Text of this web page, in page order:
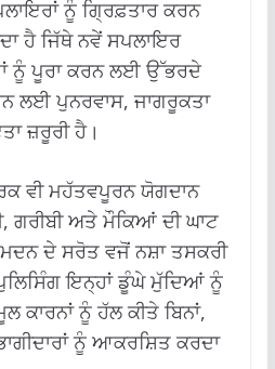
ਨੂੰ ਗ੍ਰਿਫ਼ਤਾਰ ਕਰਨ
ਹੈ ਜਿੱਥੇ ਨਵੇਂ ਸਪਲਾਇਰ
ਨੂੰ ਪੂਰਾ ਕਰਨ ਲਈ ਉੱਭਰਦੇ
ਲਈ ਪੁਨਰਵਾਸ, ਜਾਗਰੂਕਤਾ
ਜ਼ਰੂਰੀ ਹੈ।
ਵੀ ਮਹੱਤਵਪੂਰਨ ਯੋਗਦਾਨ
ਗਰੀਬੀ ਅਤੇ ਮੌਕਿਆਂ ਦੀ ਘਾਟ
ਦੇ ਸਰੋਤ ਵਜੋਂ ਨਸ਼ਾ ਤਸਕਰੀ
ਇਨ੍ਹਾਂ ਡੂੰਘੇ ਮੁੱਦਿਆਂ ਨੂੰ
ਕਾਰਨਾਂ ਨੂੰ ਹੱਲ ਕੀਤੇ ਬਿਨਾਂ,
ਨੂੰ ਆਕਰਸ਼ਿਤ ਕਰਦਾ